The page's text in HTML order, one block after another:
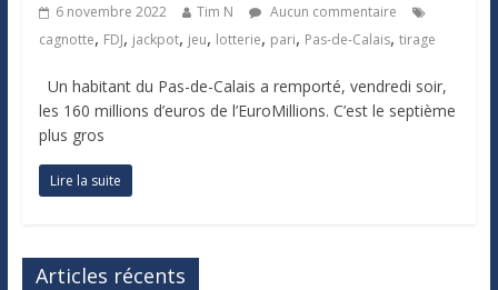
6 novembre 2022 Tim N
Aucun commentaire
cagnotte, FDJ, jackpot, jeu, lotterie, pari, Pas-de-Calais, tirage
Un habitant du Pas-de-Calais a remporté, vendredi soir,
les 160 millions d’euros de l’EuroMillions. C’est le septième
plus gros
Lire la suite
Articles récents